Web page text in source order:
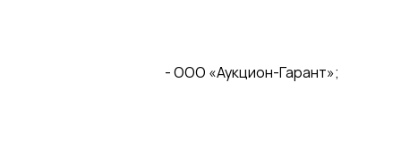
- ООО «Аукцион-Гарант»;